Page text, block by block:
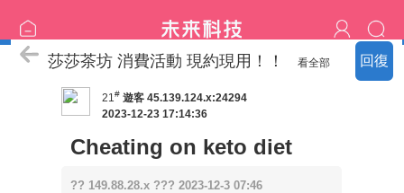
回復
喝茶流程
莎莎茶坊 消費活動 現約現用！！ 看全部
21# 遊客 45.139.124.x:24294
2023-12-23 17:14:36
Cheating on keto diet
?? 149.88.28.x ??? 2023-12-3 07:46